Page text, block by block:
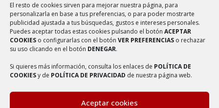
El resto de cookies sirven para mejorar nuestra página, para
personalizarla en base a tus preferencias, o para poder mostrarte
publicidad ajustada a tus búsquedas, gustos e intereses personales.
Puedes aceptar todas estas cookies pulsando el botón ACEPTAR
COOKIES o configurarlas con el botón VER PREFERENCIAS o rechazar
su uso clicando en el botón DENEGAR.
Si quieres más información, consulta los enlaces de POLÍTICA DE
COOKIESy de POLÍTICA DE PRIVACIDAD de nuestra página web.
Aceptar cookies
Adjudicación de la atención del bar de las Piscinas
Municipales de Ambel
8 mayo, 2024
Pliego de condiciones para la gestión del bar
16 febrero, 2023